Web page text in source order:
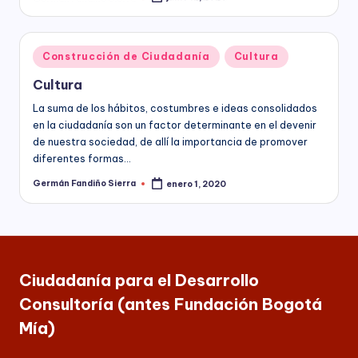
á
M
ía
)
departamental
y
distrital,
los
siguientes
servicios:
Consultoría
especializada
en
humanos,
equidad
género,
político,
construcción
de
ciudadanía,
cultura
Publicado
en
Construcción de Ciudadanía Cultura
Cultura
La suma de los hábitos, costumbres e ideas consolidados
en la ciudadanía son un factor determinante en el devenir
de nuestra sociedad, de allí la importancia de promover
diferentes formas…
Publicado
Germán Fandiño Sierra enero 1, 2020
Ciudadanía para el Desarrollo
Consultoría (antes Fundación Bogotá
Mía)